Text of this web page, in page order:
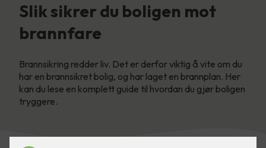
Slik sikrer du boligen mot
brannfare
Brannsikring redder liv. Det er derfor viktig å vite om du
har en brannsikret bolig, og har laget en brannplan. Her
kan du lese en komplett guide til hvordan du gjør boligen
tryggere.